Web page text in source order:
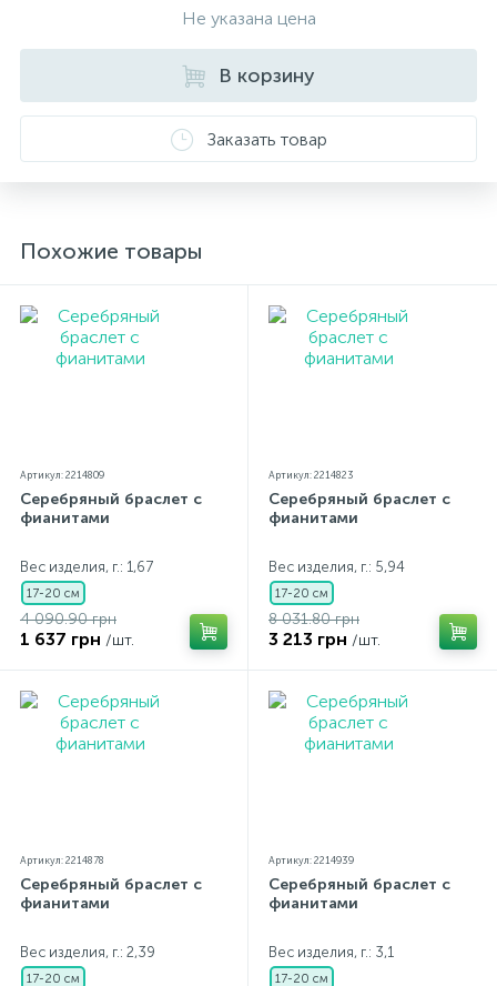
проба. К каждому ювелирному украшению
прилагаются бирка с указанием всех
параметров.*Цвета изделий на сайте могут
незначительно отличаться от реальных из-за
особенностей цветопередачи экрана
Не указана цена
В корзину
Заказать товар
Похожие товары
Артикул: 2214809
Серебряный браслет с
фианитами
Вес изделия, г.: 1,67
17-20 см
4 090.90 грн
1 637 грн /шт.
Артикул: 2214823
Серебряный браслет с
фианитами
Вес изделия, г.: 5,94
17-20 см
8 031.80 грн
3 213 грн /шт.
Артикул: 2214878
Серебряный браслет с
фианитами
Вес изделия, г.: 2,39
17-20 см
Артикул: 2214939
Серебряный браслет с
фианитами
Вес изделия, г.: 3,1
17-20 см